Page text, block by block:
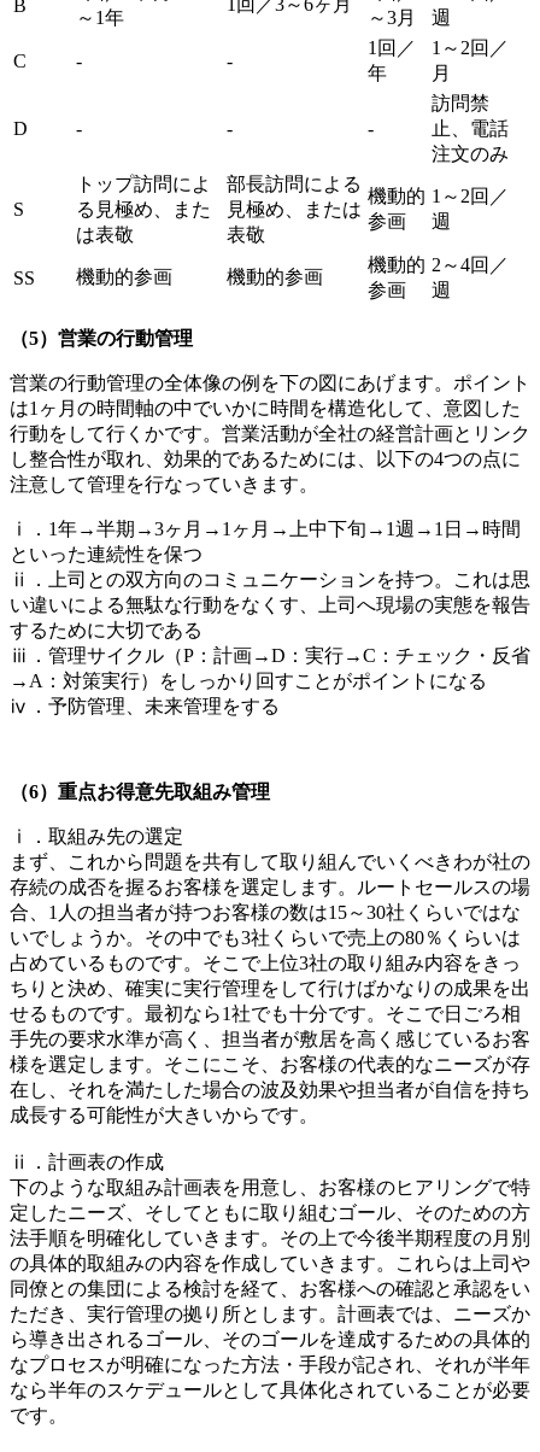
B
～1年
～3月
週
C - -
1回／
年
1～2回／
月
D - - -
訪問禁
止、電話
注文のみ
S
トップ訪問によ
る見極め、また
は表敬
部長訪問による
見極め、または
表敬
機動的
参画
1～2回／
週
SS 機動的参画 機動的参画
機動的
参画
2～4回／
週
（5）営業の行動管理
営業の行動管理の全体像の例を下の図にあげます。ポイント
は1ヶ月の時間軸の中でいかに時間を構造化して、意図した
行動をして行くかです。営業活動が全社の経営計画とリンク
し整合性が取れ、効果的であるためには、以下の4つの点に
注意して管理を行なっていきます。
ⅰ．1年→半期→3ヶ月→1ヶ月→上中下旬→1週→1日→時間
といった連続性を保つ
ⅱ．上司との双方向のコミュニケーションを持つ。これは思
い違いによる無駄な行動をなくす、上司へ現場の実態を報告
するために大切である
ⅲ．管理サイクル（P：計画→D：実行→C：チェック・反省
→A：対策実行）をしっかり回すことがポイントになる
ⅳ．予防管理、未来管理をする
（6）重点お得意先取組み管理
ⅰ．取組み先の選定
まず、これから問題を共有して取り組んでいくべきわが社の
存続の成否を握るお客様を選定します。ルートセールスの場
合、1人の担当者が持つお客様の数は15～30社くらいではな
いでしょうか。その中でも3社くらいで売上の80％くらいは
占めているものです。そこで上位3社の取り組み内容をきっ
ちりと決め、確実に実行管理をして行けばかなりの成果を出
せるものです。最初なら1社でも十分です。そこで日ごろ相
手先の要求水準が高く、担当者が敷居を高く感じているお客
様を選定します。そこにこそ、お客様の代表的なニーズが存
在し、それを満たした場合の波及効果や担当者が自信を持ち
成長する可能性が大きいからです。
ⅱ．計画表の作成
下のような取組み計画表を用意し、お客様のヒアリングで特
定したニーズ、そしてともに取り組むゴール、そのための方
法手順を明確化していきます。その上で今後半期程度の月別
の具体的取組みの内容を作成していきます。これらは上司や
同僚との集団による検討を経て、お客様への確認と承認をい
ただき、実行管理の拠り所とします。計画表では、ニーズか
ら導き出されるゴール、そのゴールを達成するための具体的
なプロセスが明確になった方法・手段が記され、それが半年
なら半年のスケデュールとして具体化されていることが必要
です。